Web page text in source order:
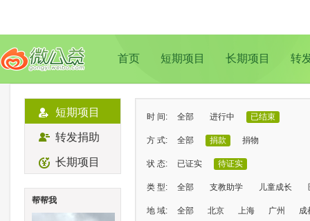
首页 短期项目 长期项目 转
短期项目
转发捐助
长期项目
帮帮我
时 间: 全部 进行中 已结束
方 式: 全部 捐款 捐物
状 态: 已证实 待证实
类 型: 全部 支教助学 儿童成长
地 域: 全部 北京 上海 广州 成